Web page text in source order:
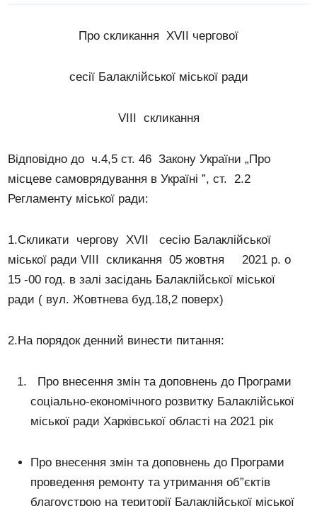
Про скликання ХVII чергової
сесії Балаклійської міської ради
VІІI скликання
Відповідно до ч.4,5 ст. 46 Закону України „Про
місцеве самоврядування в Україні ”, ст. 2.2
Регламенту міської ради:
1.Скликати чергову ХVII сесію Балаклійської
міської ради VІІI скликання 05 жовтня 2021 р. о
15 -00 год. в залі засідань Балаклійської міської
ради ( вул. Жовтнева буд.18,2 поверх)
2.На порядок денний винести питання:
Про внесення змін та доповнень до Програми
соціально-економічного розвитку Балаклійської
міської ради Харківської області на 2021 рік
Про внесення змін та доповнень до Програми
проведення ремонту та утримання об”єктів
благоустрою на території Балаклійської міської